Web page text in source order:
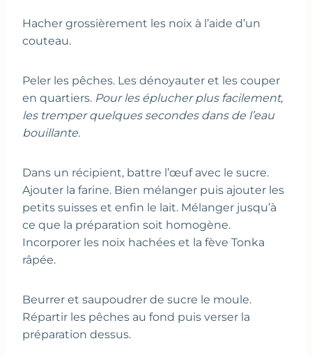
Hacher grossièrement les noix à l’aide d’un
couteau.
Peler les pêches. Les dénoyauter et les couper
en quartiers. Pour les éplucher plus facilement,
les tremper quelques secondes dans de l’eau
bouillante.
Dans un récipient, battre l’œuf avec le sucre.
Ajouter la farine. Bien mélanger puis ajouter les
petits suisses et enfin le lait. Mélanger jusqu’à
ce que la préparation soit homogène.
Incorporer les noix hachées et la fève Tonka
râpée.
Beurrer et saupoudrer de sucre le moule.
Répartir les pêches au fond puis verser la
préparation dessus.